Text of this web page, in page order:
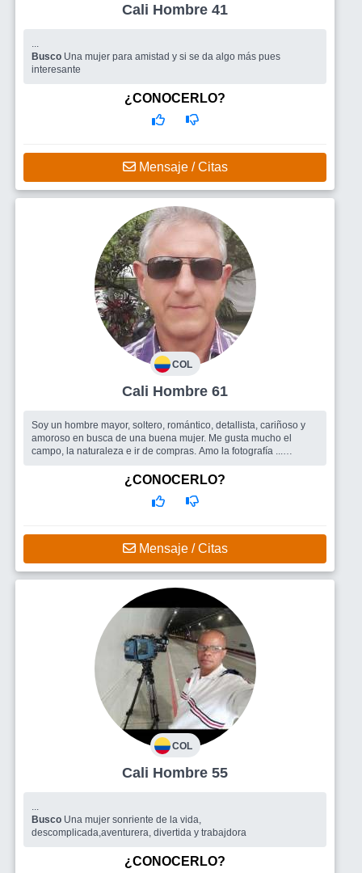
Cali Hombre 41
...
Busco Una mujer para amistad y si se da algo más pues
interesante
¿CONOCERLO?
Mensaje / Citas
COL
Cali Hombre 61
Soy un hombre mayor, soltero, romántico, detallista, cariñoso y
amoroso en busca de una buena mujer. Me gusta mucho el
campo, la naturaleza e ir de compras. Amo la fotografía ...
alegre, romántica, amorosa y atenta
¿CONOCERLO?
Mensaje / Citas
COL
Cali Hombre 55
...
Busco Una mujer sonriente de la vida,
descomplicada,aventurera, divertida y trabajdora
¿CONOCERLO?